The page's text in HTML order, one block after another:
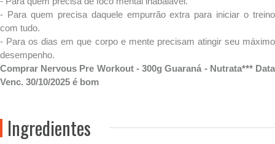
- Para quem precisa daquele empurrão extra para iniciar o treino
com tudo.
- Para os dias em que corpo e mente precisam atingir seu máximo
desempenho.
Comprar Nervous Pre Workout - 300g Guaraná - Nutrata*** Data
Venc. 30/10/2025 é bom
Ingredientes